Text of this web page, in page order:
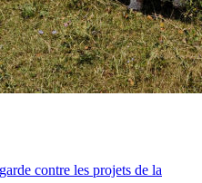
contre les projets de la